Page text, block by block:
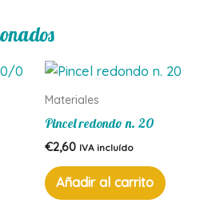
Materiales
Pincel redondo n. 20
€2,60 IVA incluído
Añadir al carrito